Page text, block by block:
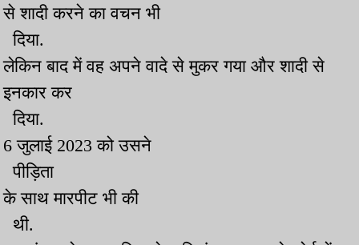
से शादी करने का वचन भी
दिया.
लेकिन बाद में वह अपने वादे से मुकर गया और शादी से
इनकार कर
दिया.
6 जुलाई 2023 को उसने
पीड़िता
के साथ मारपीट भी की
थी.